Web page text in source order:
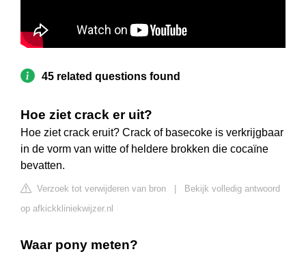
45 related questions found
Hoe ziet crack er uit?
Hoe ziet crack eruit? Crack of basecoke is verkrijgbaar
in de vorm van witte of heldere brokken die cocaïne
bevatten.
Verzoek tot verwijderen van bron
Bekijk volledig antwoord
op afkickkliniekwijzer.nl
Waar pony meten?